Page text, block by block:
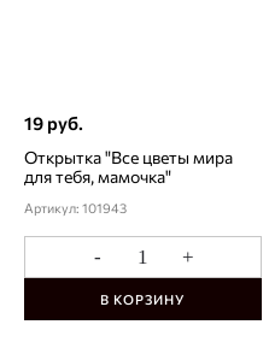
19 руб.
Открытка "Все цветы мира
для тебя, мамочка"
Артикул: 101943
- +
В КОРЗИНУ